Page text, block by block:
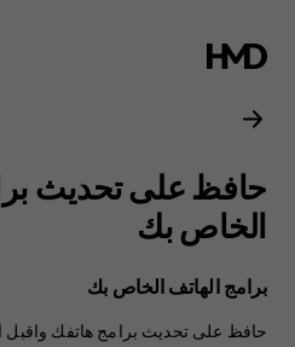
دليل
مستخدم
Nokia
3.1
Plus
حافظ على تحديث
الخاص بك
برامج الهاتف الخاص بك
حافظ على تحديث برامج هاتفك واقبل